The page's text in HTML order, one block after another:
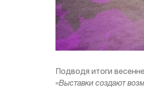
Подводя итоги
«Выставки создают